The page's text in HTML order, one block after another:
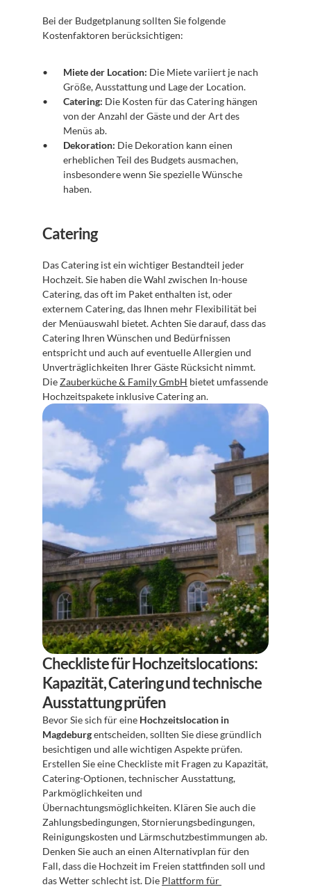
Bei der Budgetplanung sollten Sie folgende
Kostenfaktoren berücksichtigen:
Miete der Location: Die Miete variiert je nach
Größe, Ausstattung und Lage der Location.
Catering: Die Kosten für das Catering hängen
von der Anzahl der Gäste und der Art des
Menüs ab.
Dekoration: Die Dekoration kann einen
erheblichen Teil des Budgets ausmachen,
insbesondere wenn Sie spezielle Wünsche
haben.
Catering
Das Catering ist ein wichtiger Bestandteil jeder
Hochzeit. Sie haben die Wahl zwischen In-house
Catering, das oft im Paket enthalten ist, oder
externem Catering, das Ihnen mehr Flexibilität bei
der Menüauswahl bietet. Achten Sie darauf, dass das
Catering Ihren Wünschen und Bedürfnissen
entspricht und auch auf eventuelle Allergien und
Unverträglichkeiten Ihrer Gäste Rücksicht nimmt.
Die Zauberküche & Family GmbH bietet umfassende
Hochzeitspakete inklusive Catering an.
Checkliste für Hochzeitslocations:
Kapazität, Catering und technische
Ausstattung prüfen
Bevor Sie sich für eine Hochzeitslocation in
Magdeburg entscheiden, sollten Sie diese gründlich
besichtigen und alle wichtigen Aspekte prüfen.
Erstellen Sie eine Checkliste mit Fragen zu Kapazität,
Catering-Optionen, technischer Ausstattung,
Parkmöglichkeiten und
Übernachtungsmöglichkeiten. Klären Sie auch die
Zahlungsbedingungen, Stornierungsbedingungen,
Reinigungskosten und Lärmschutzbestimmungen ab.
Denken Sie auch an einen Alternativplan für den
Fall, dass die Hochzeit im Freien stattfinden soll und
das Wetter schlecht ist. Die Plattform für